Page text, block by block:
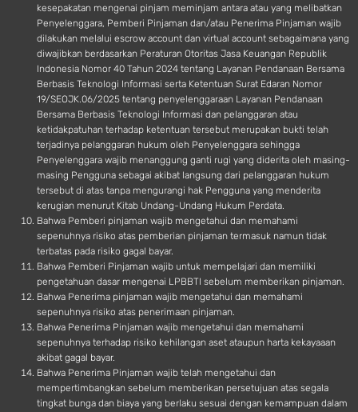
kesepakatan mengenai pinjam meminjam antara atau yang melibatkan
Penyelenggara, Pemberi Pinjaman dan/atau Penerima Pinjaman wajib
dilakukan melalui escrow account dan virtual account sebagaimana yang
diwajibkan berdasarkan Peraturan Otoritas Jasa Keuangan Republik
Indonesia Nomor 40 Tahun 2024 tentang Layanan Pendanaan Bersama
Berbasis Teknologi Informasi serta Ketentuan Surat Edaran Nomor
19/SEOJK.06/2025 tentang penyelenggaraan Layanan Pendanaan
Bersama Berbasis Teknologi Informasi dan pelanggaran atau
ketidakpatuhan terhadap ketentuan tersebut merupakan bukti telah
terjadinya pelanggaran hukum oleh Penyelenggara sehingga
Penyelenggara wajib menanggung ganti rugi yang diderita oleh masing-
masing Pengguna sebagai akibat langsung dari pelanggaran hukum
tersebut di atas tanpa mengurangi hak Pengguna yang menderita
kerugian menurut Kitab Undang-Undang Hukum Perdata.
Bahwa Pemberi pinjaman wajib mengetahui dan memahami
sepenuhnya risiko atas pemberian pinjaman termasuk namun tidak
terbatas pada risiko gagal bayar.
Bahwa Pemberi Pinjaman wajib untuk mempelajari dan memiliki
pengetahuan dasar mengenai LPBBTI sebelum memberikan pinjaman.
Bahwa Penerima pinjaman wajib mengetahui dan memahami
sepenuhnya risiko atas penerimaan pinjaman.
Bahwa Penerima Pinjaman wajib mengetahui dan memahami
sepenuhnya terhadap risiko kehilangan aset ataupun harta kekayaaan
akibat gagal bayar.
Bahwa Penerima Pinjaman wajib telah mengetahui dan
mempertimbangkan sebelum memberikan persetujuan atas segala
tingkat bunga dan biaya yang berlaku sesuai dengan kemampuan dalam